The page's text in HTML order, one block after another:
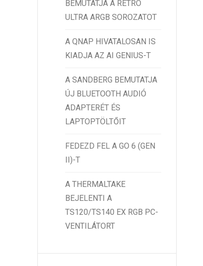
BEMUTATJA A RETRO
ULTRA ARGB SOROZATOT
A QNAP HIVATALOSAN IS
KIADJA AZ AI GENIUS-T
A SANDBERG BEMUTATJA
ÚJ BLUETOOTH AUDIÓ
ADAPTERÉT ÉS
LAPTOPTÖLTŐIT
FEDEZD FEL A GO 6 (GEN
II)-T
A THERMALTAKE
BEJELENTI A
TS120/TS140 EX RGB PC-
VENTILÁTORT